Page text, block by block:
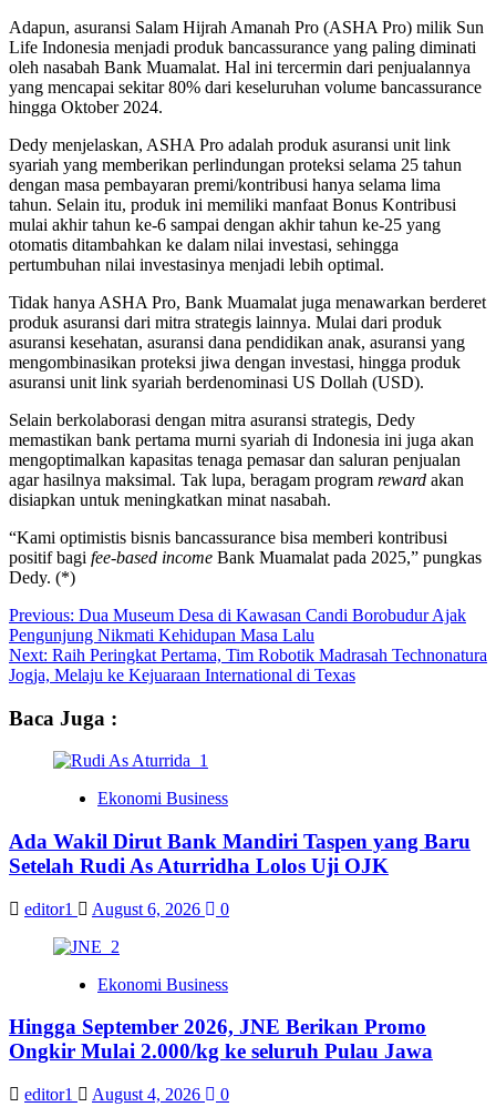
Adapun, asuransi Salam Hijrah Amanah Pro (ASHA Pro) milik Sun
Life Indonesia menjadi produk bancassurance yang paling diminati
oleh nasabah Bank Muamalat. Hal ini tercermin dari penjualannya
yang mencapai sekitar 80% dari keseluruhan volume bancassurance
hingga Oktober 2024.
Dedy menjelaskan, ASHA Pro adalah produk asuransi unit link
syariah yang memberikan perlindungan proteksi selama 25 tahun
dengan masa pembayaran premi/kontribusi hanya selama lima
tahun. Selain itu, produk ini memiliki manfaat Bonus Kontribusi
mulai akhir tahun ke-6 sampai dengan akhir tahun ke-25 yang
otomatis ditambahkan ke dalam nilai investasi, sehingga
pertumbuhan nilai investasinya menjadi lebih optimal.
Tidak hanya ASHA Pro, Bank Muamalat juga menawarkan berderet
produk asuransi dari mitra strategis lainnya. Mulai dari produk
asuransi kesehatan, asuransi dana pendidikan anak, asuransi yang
mengombinasikan proteksi jiwa dengan investasi, hingga produk
asuransi unit link syariah berdenominasi US Dollah (USD).
Selain berkolaborasi dengan mitra asuransi strategis, Dedy
memastikan bank pertama murni syariah di Indonesia ini juga akan
mengoptimalkan kapasitas tenaga pemasar dan saluran penjualan
agar hasilnya maksimal. Tak lupa, beragam program reward akan
disiapkan untuk meningkatkan minat nasabah.
“Kami optimistis bisnis bancassurance bisa memberi kontribusi
positif bagi fee-based income Bank Muamalat pada 2025,” pungkas
Dedy. (*)
Post
navigation
Previous: Dua Museum Desa di Kawasan Candi Borobudur Ajak
Pengunjung Nikmati Kehidupan Masa Lalu
Next: Raih Peringkat Pertama, Tim Robotik Madrasah Technonatura
Jogja, Melaju ke Kejuaraan International di Texas
Baca Juga :
Ekonomi Business
Ada Wakil Dirut Bank Mandiri Taspen yang Baru
Setelah Rudi As Aturridha Lolos Uji OJK
editor1 August 6, 2026 0
Ekonomi Business
Hingga September 2026, JNE Berikan Promo
Ongkir Mulai 2.000/kg ke seluruh Pulau Jawa
editor1 August 4, 2026 0